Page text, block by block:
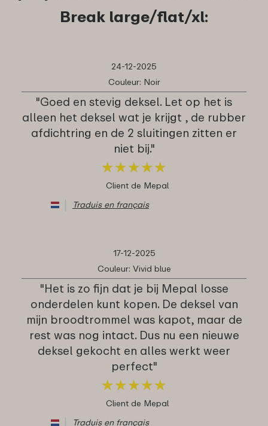
Break large/flat/xl:
24-12-2025
Couleur: Noir
"Goed en stevig deksel. Let op het is
alleen het deksel wat je krijgt , de rubber
afdichtring en de 2 sluitingen zitten er
niet bij."
★★★★★
★★★★★
Client de Mepal
Traduis en français
17-12-2025
Couleur: Vivid blue
"Het is zo fijn dat je bij Mepal losse
onderdelen kunt kopen. De deksel van
mijn broodtrommel was kapot, maar de
rest was nog intact. Dus nu een nieuwe
deksel gekocht en alles werkt weer
perfect"
★★★★★
★★★★★
Client de Mepal
Traduis en français